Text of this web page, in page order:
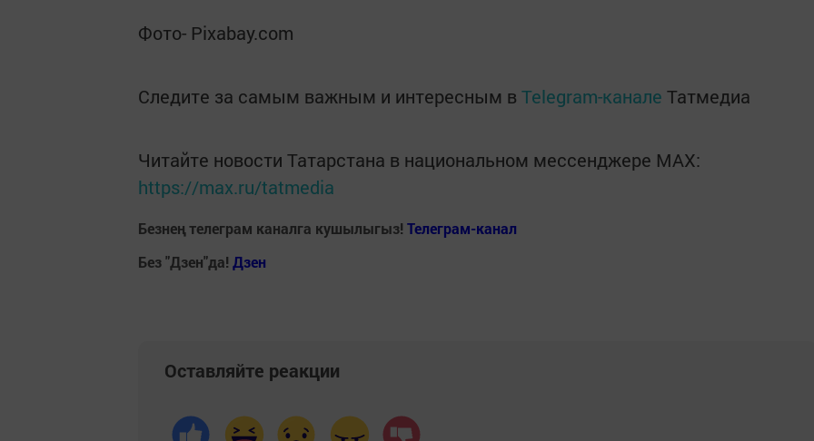
Фото- Pixabay.com
Следите за самым важным и интересным в Telegram-канале Татмедиа
Читайте новости Татарстана в национальном мессенджере MАХ:
https://max.ru/tatmedia
Безнең телеграм каналга кушылыгыз! Телеграм-канал
Без "Дзен"да! Дзен
Оставляйте реакции